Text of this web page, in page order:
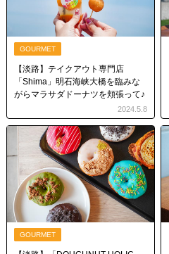
GOURMET
【淡路】テイクアウト専門店
「Shima」明石海峡大橋を臨みな
がらマラサダドーナツを頬張って♪
2024.5.8
GOURMET